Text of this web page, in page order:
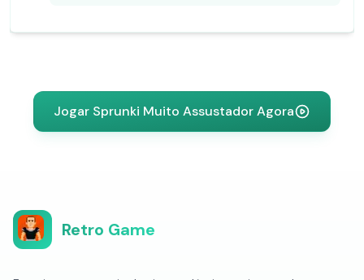
Jogar Sprunki Muito Assustador Agora
Retro Game